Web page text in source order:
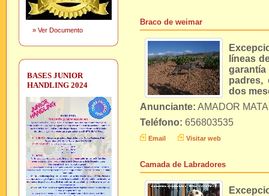
» Ver Documento
BASES JUNIOR
HANDLING 2024
Braco de weimar
líneas
padres,
dos
Anunciante: AMADOR
Teléfono: 656803535
Email Visitar web
Camada de Labradores